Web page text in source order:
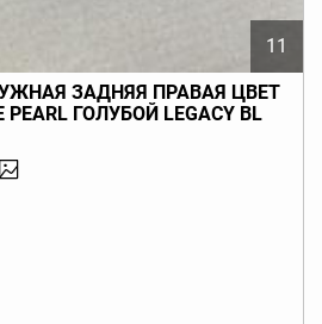
11
ЗАДНЯЯ ПРАВАЯ ЦВЕТ
PEARL ГОЛУБОЙ LEGACY BL